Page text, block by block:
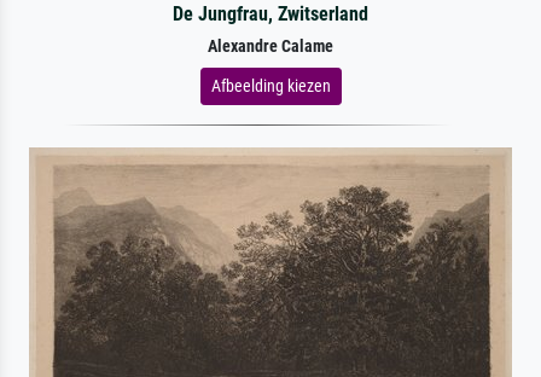
De Jungfrau, Zwitserland
Alexandre Calame
Afbeelding kiezen